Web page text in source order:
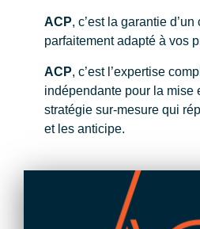
ACP, c’est la garantie d’un
parfaitement adapté à vos
ACP, c’est l’expertise
indépendante pour la mise
stratégie sur-mesure qui
et les anticipe.